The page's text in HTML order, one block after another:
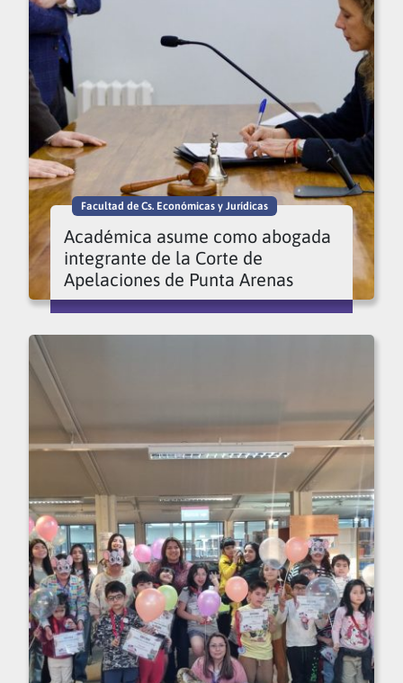
Facultad de Cs. Económicas y Jurídicas
Académica asume como abogada
integrante de la Corte de
Apelaciones de Punta Arenas